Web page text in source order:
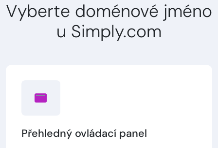
Vyberte doménové jméno
u Simply.com
Přehledný ovládací panel